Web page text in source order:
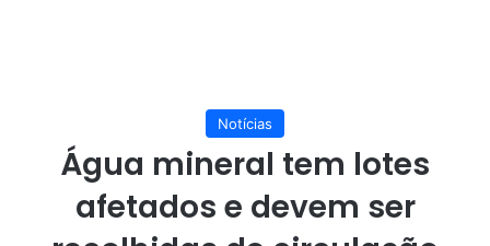
Notícias
Água mineral tem lotes
afetados e devem ser